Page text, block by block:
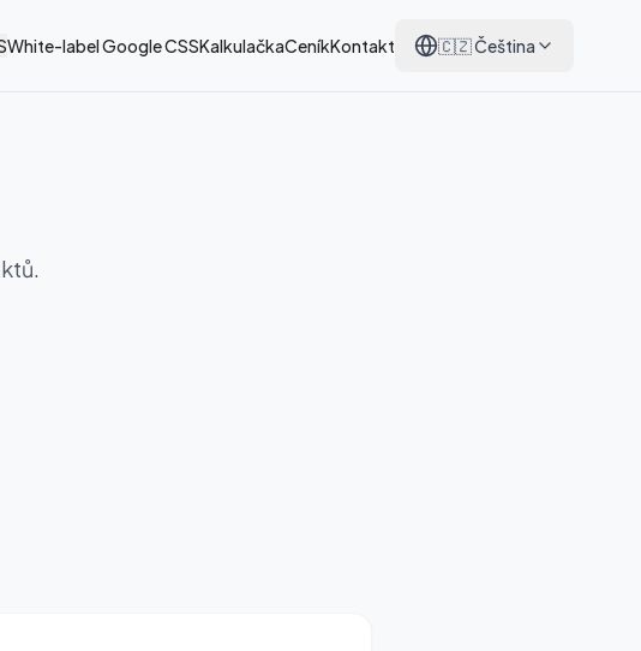
White-label Google CSSKalkulačkaCeníkKontakt 🇨🇿Čeština